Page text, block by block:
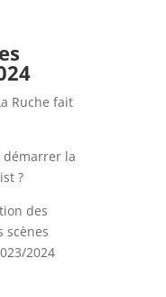
Ruche fait
la
?
des
scènes
2024